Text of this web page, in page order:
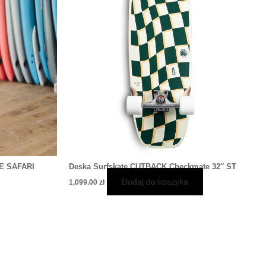
SAFARI Deska Surfskate CUTBACK Checkmate 32″ ST
1,099.00 zł Dodaj do koszyka